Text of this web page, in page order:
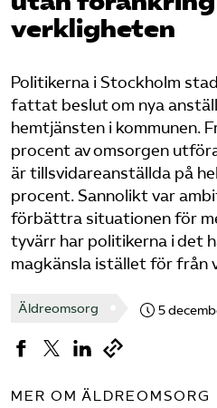
Pressrum
Privat Vårdfakta
Bli medlem
Logga in på
Press
In English
verkligheten
Politikerna i Stockholm
fattat beslut om nya
hemtjänsten i kommunen.
procent av omsorgen
är tillsvidareanställda på
procent. Sannolikt var
förbättra situationen för
tyvärr har politikerna i det
magkänsla istället för från
Äldreomsorg 5
MER OM ÄLDREOMSORG